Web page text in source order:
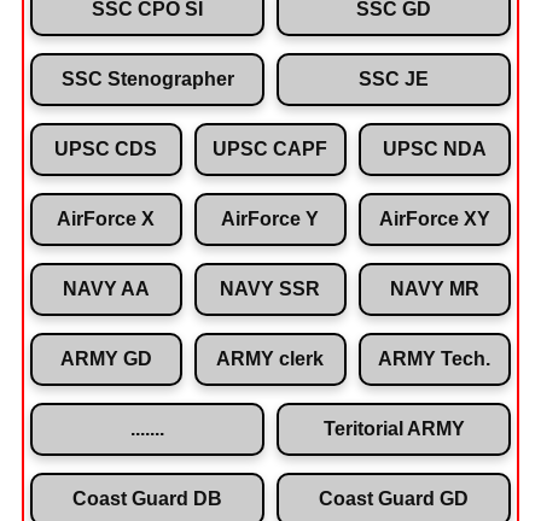
SSC CPO SI SSC GD
SSC Stenographer SSC JE
UPSC CDS UPSC CAPF UPSC NDA
AirForce X AirForce Y AirForce XY
NAVY AA NAVY SSR NAVY MR
ARMY GD ARMY clerk ARMY Tech.
Teritorial ARMY
Coast Guard DB Coast Guard GD